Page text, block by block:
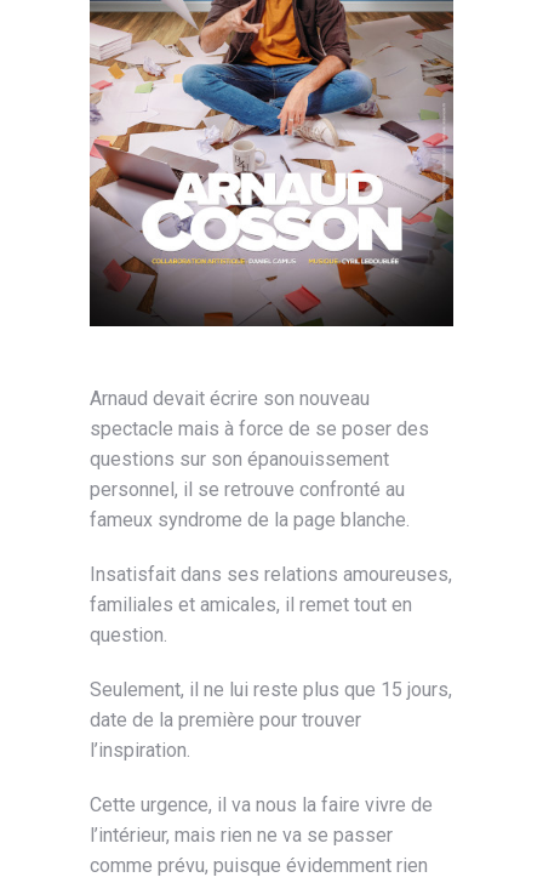
Arnaud devait écrire son nouveau
spectacle mais à force de se poser des
questions sur son épanouissement
personnel, il se retrouve confronté au
fameux syndrome de la page blanche.
Insatisfait dans ses relations amoureuses,
familiales et amicales, il remet tout en
question.
Seulement, il ne lui reste plus que 15 jours,
date de la première pour trouver
l’inspiration.
Cette urgence, il va nous la faire vivre de
l’intérieur, mais rien ne va se passer
comme prévu, puisque évidemment rien